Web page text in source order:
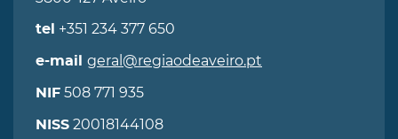
tel +351 234 377 650
e-mail geral@regiaodeaveiro.pt
NIF 508 771 935
NISS 20018144108